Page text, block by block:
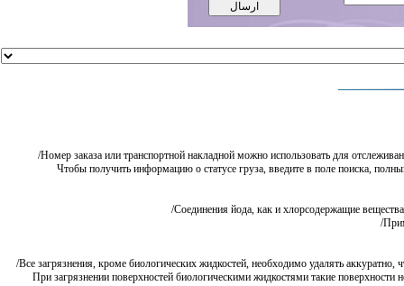
Номер заказа или транспортной накладной можно использовать для
Чтобы получить информацию о статусе груза, введите в поле поиска,
Соединения йода, как и хлорсодержащие
Все загрязнения, кроме биологических жидкостей, необходимо удалять
При загрязнении поверхностей биологическими жидкостями такие